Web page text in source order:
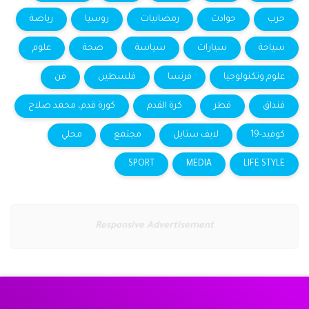
حرب حوادث رمضانيات روسيا رياضة
سياحة سيارات سياسة صحة علوم
علوم وتكنولوجيا فرنسا فلسطين فن
فنداق قطر كرة القدم كورة قدم، محمد صلاح
كوفيد-19 لايف ستايل مجتمع محلي
LIFE STYLE
MEDIA
SPORT
Responsive Advertisement